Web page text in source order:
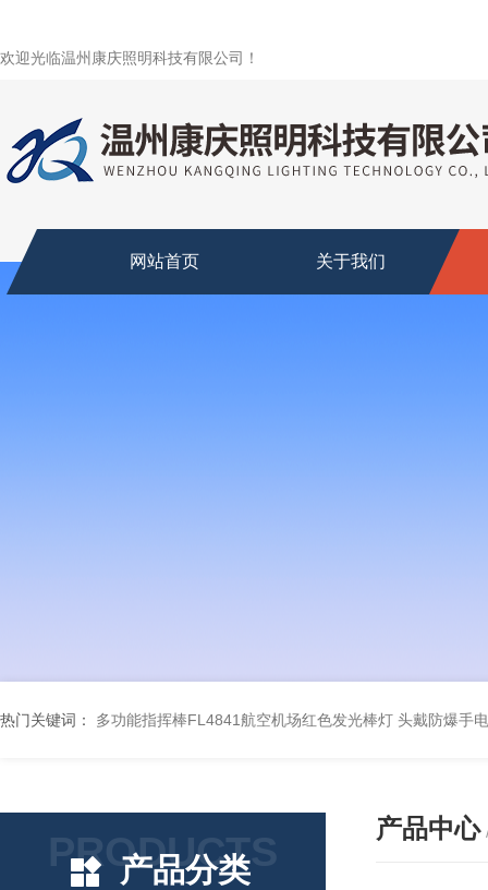
欢迎光临温州康庆照明科技有限公司！
网站首页 关于我们
热门关键词： 多功能指挥棒FL4841航空机场红色发光棒灯 头戴防爆手
PRODUCTS
产品分类
产品中心